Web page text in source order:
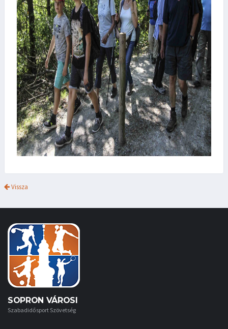
Vissza
SOPRON VÁROSI
Szabadidősport Szövetség